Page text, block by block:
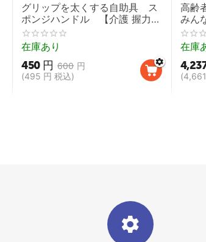
グリップを太くする自助具 ス
ポンジハンドル 【介護 握力
弱い 鉛筆 取り外し 太柄スプー
ン】
在庫あり
600 円
450 円
(495 円 税込)
高齢
みん
在庫
(4,661